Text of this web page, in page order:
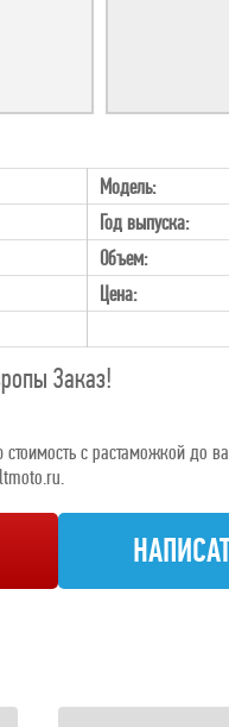
Модель:
Год выпуска:
Объем:
Цена:
Заказ!
стоимость с растаможкой